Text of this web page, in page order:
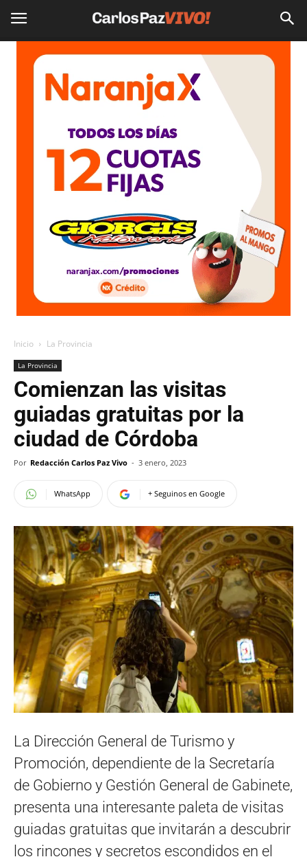
Inicio La Provincia
La Provincia
Comienzan las visitas
guiadas gratuitas por la
ciudad de Córdoba
Por Redacción Carlos Paz Vivo - 3 enero, 2023
WhatsApp + Seguinos en Google
La Dirección General de Turismo y
Promoción, dependiente de la Secretaría
de Gobierno y Gestión General de Gabinete,
presenta una interesante paleta de visitas
guiadas gratuitas que invitarán a descubrir
los rincones y secretos escondidos en el